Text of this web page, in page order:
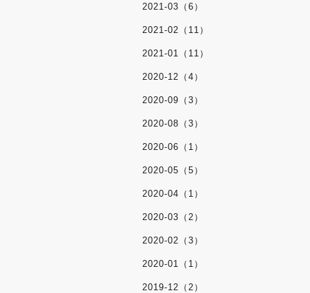
2021-03（6）
2021-02（11）
2021-01（11）
2020-12（4）
2020-09（3）
2020-08（3）
2020-06（1）
2020-05（5）
2020-04（1）
2020-03（2）
2020-02（3）
2020-01（1）
2019-12（2）